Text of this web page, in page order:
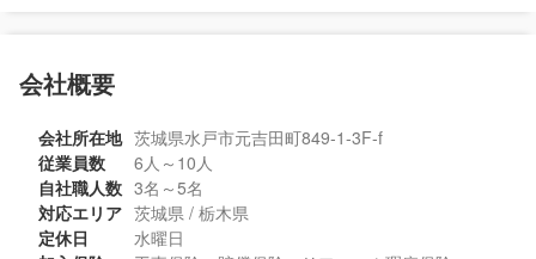
会社概要
会社所在地 茨城県水戸市元吉田町849-1-3F-f
従業員数
6人～10人
自社職人数 3名～5名
対応エリア 茨城県 / 栃木県
定休日
水曜日